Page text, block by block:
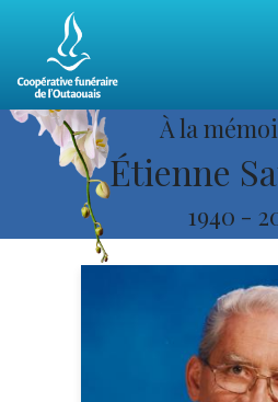
À la
Étienne
1940 -